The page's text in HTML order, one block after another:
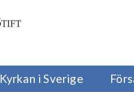
Kyrkan i Sverige